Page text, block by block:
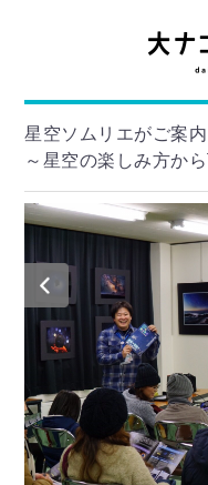
星空ソムリエがご案
～星空の楽しみ方か